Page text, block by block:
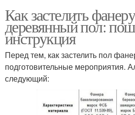
Как застелить
деревянный пол:
инструкция
Перед тем, как застелить пол
подготовительные мероприятия.
следующий: